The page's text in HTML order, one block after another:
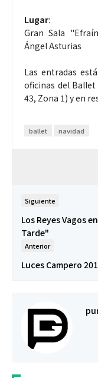
Lugar:
Gran Sala
Ángel Asturias
Las entradas
oficinas del Ballet
43, Zona 1) y en
ballet navidad
Siguiente
Los Reyes Vagos
Tarde"
Anterior
Luces Campero